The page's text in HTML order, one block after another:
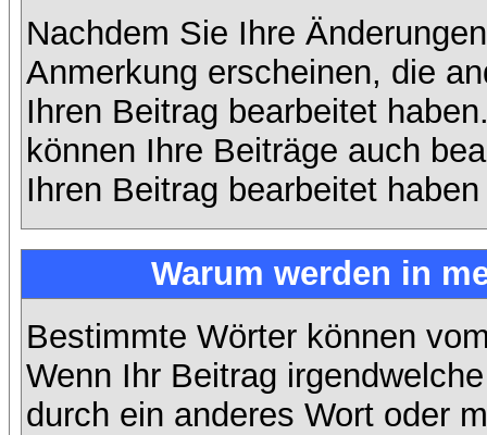
Nachdem Sie Ihre
Anmerkung erscheinen, die
Ihren Beitrag bearbeitet
können Ihre Beiträge auch
Ihren Beitrag bearbeitet
Warum werden in
Bestimmte Wörter können
Wenn Ihr Beitrag
durch ein anderes Wort oder